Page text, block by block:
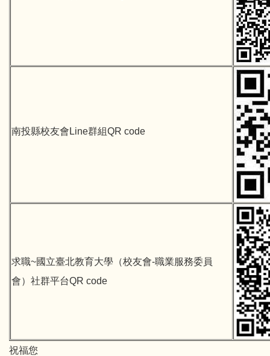
南投縣校友會Line群組QR code
求職~國立臺北教育大學（校友會-職業服務委員
會）社群平台QR code
祝福您